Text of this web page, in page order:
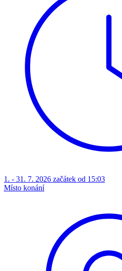
1. - 31. 7. 2026 začátek od 15:03
Místo konání